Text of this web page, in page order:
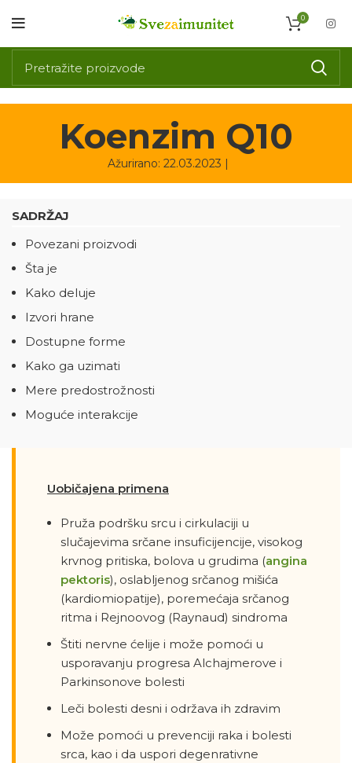
0
Koenzim Q10
Ažurirano: 22.03.2023 |
SADRŽAJ
Povezani proizvodi
Šta je
Kako deluje
Izvori hrane
Dostupne forme
Kako ga uzimati
Mere predostrožnosti
Moguće interakcije
Uobičajena primena
Pruža podršku srcu i cirkulaciji u
slučajevima srčane insuficijencije, visokog
krvnog pritiska, bolova u grudima (angina
pektoris), oslabljenog srčanog mišića
(kardiomiopatije), poremećaja srčanog
ritma i Rejnoovog (Raynaud) sindroma
Štiti nervne ćelije i može pomoći u
usporavanju progresa Alchajmerove i
Parkinsonove bolesti
Leči bolesti desni i održava ih zdravim
Može pomoći u prevenciji raka i bolesti
srca, kao i da uspori degenrativne